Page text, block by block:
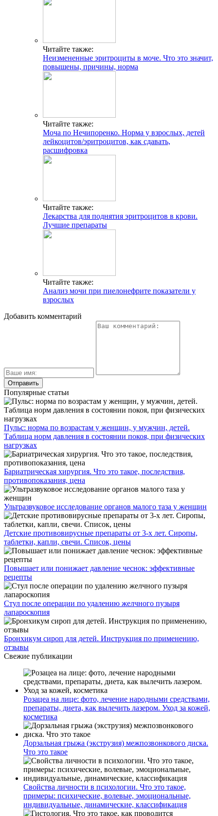
Читайте также:
Неизмененные эритроциты в моче. Что это значит,
повышены, причины, норма
Читайте также:
Моча по Нечипоренко. Норма у взрослых, детей
лейкоцитов/эритроцитов, как сдавать,
расшифровка
Читайте также:
Лекарства для поднятия эритроцитов в крови.
Лучшие препараты
Читайте также:
Анализ мочи при пиелонефрите показатели у
взрослых
Добавить комментарий
Популярные статьи
Пульс: норма по возрастам у женщин, у мужчин, детей.
Таблица норм давления в состоянии покоя, при физических
нагрузках
Бариатрическая хирургия. Что это такое, последствия,
противопоказания, цена
Ультразвуковое исследование органов малого таза у женщин
Детские противовирусные препараты от 3-х лет. Сиропы,
таблетки, капли, свечи. Список, цены
Повышает или понижает давление чеснок: эффективные
рецепты
Стул после операции по удалению желчного пузыря
лапароскопия
Бронхикум сироп для детей. Инструкция по применению,
отзывы
Свежие публикации
Розацеа на лице: фото, лечение народными средствами,
препараты, диета, как вылечить лазером. Уход за кожей,
косметика
Дорзальная грыжа (экструзия) межпозвонкового диска.
Что это такое
Свойства личности в психологии. Что это такое,
примеры: психические, волевые, эмоциональные,
индивидуальные, динамические, классификация